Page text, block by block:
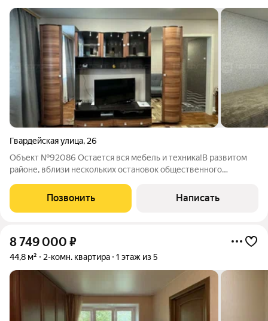
Гвардейская улица, 26
Объект №92086 Остается вся мебель и техника!В развитом
районе, вблизи нескольких остановок общественного
двухкомнатная квартира на первом ,теплом этаже, под
квартирами кладовые . В квартире
Позвонить Написать
8 749 000 ₽
44,8 м² 2-комн. квартира 1 этаж из 5